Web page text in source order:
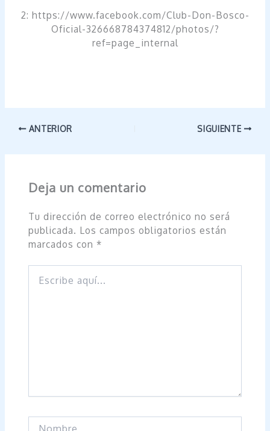
2: https://www.facebook.com/Club-Don-Bosco-
Oficial-326668784374812/photos/?
ref=page_internal
ANTERIOR SIGUIENTE
Deja un comentario
Tu dirección de correo electrónico no será
publicada. Los campos obligatorios están
marcados con *
aquí...